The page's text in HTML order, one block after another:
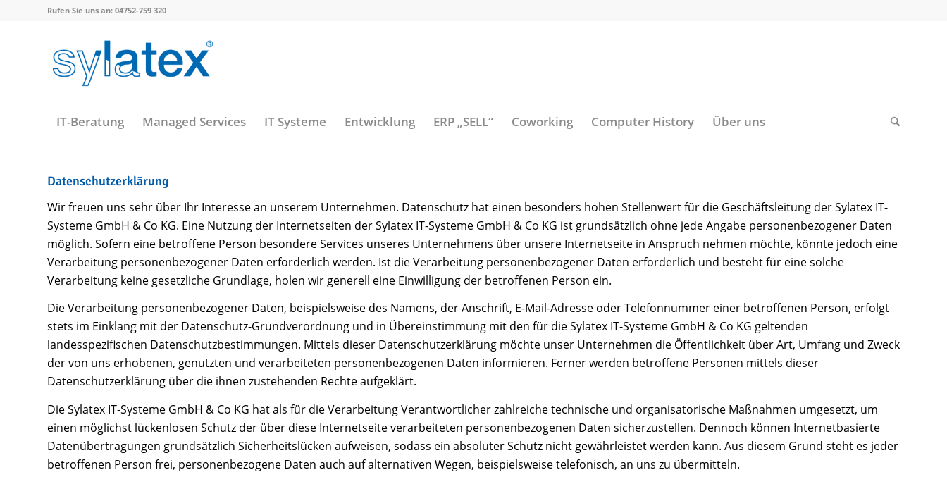
Rufen Sie uns an: 04752-759 320
IT-Beratung Managed Services IT Systeme Entwicklung ERP „SELL“ Coworking Computer History Über uns
Datenschutzerklärung
Wir freuen uns sehr über Ihr Interesse an unserem Unternehmen. Datenschutz hat einen besonders hohen Stellenwert für die Geschäftsleitung der Sylatex IT-
Systeme GmbH & Co KG. Eine Nutzung der Internetseiten der Sylatex IT-Systeme GmbH & Co KG ist grundsätzlich ohne jede Angabe personenbezogener Daten
möglich. Sofern eine betroffene Person besondere Services unseres Unternehmens über unsere Internetseite in Anspruch nehmen möchte, könnte jedoch eine
Verarbeitung personenbezogener Daten erforderlich werden. Ist die Verarbeitung personenbezogener Daten erforderlich und besteht für eine solche
Verarbeitung keine gesetzliche Grundlage, holen wir generell eine Einwilligung der betroffenen Person ein.
Die Verarbeitung personenbezogener Daten, beispielsweise des Namens, der Anschrift, E-Mail-Adresse oder Telefonnummer einer betroffenen Person, erfolgt
stets im Einklang mit der Datenschutz-Grundverordnung und in Übereinstimmung mit den für die Sylatex IT-Systeme GmbH & Co KG geltenden
landesspezifischen Datenschutzbestimmungen. Mittels dieser Datenschutzerklärung möchte unser Unternehmen die Öffentlichkeit über Art, Umfang und Zweck
der von uns erhobenen, genutzten und verarbeiteten personenbezogenen Daten informieren. Ferner werden betroffene Personen mittels dieser
Datenschutzerklärung über die ihnen zustehenden Rechte aufgeklärt.
Die Sylatex IT-Systeme GmbH & Co KG hat als für die Verarbeitung Verantwortlicher zahlreiche technische und organisatorische Maßnahmen umgesetzt, um
einen möglichst lückenlosen Schutz der über diese Internetseite verarbeiteten personenbezogenen Daten sicherzustellen. Dennoch können Internetbasierte
Datenübertragungen grundsätzlich Sicherheitslücken aufweisen, sodass ein absoluter Schutz nicht gewährleistet werden kann. Aus diesem Grund steht es jeder
betroffenen Person frei, personenbezogene Daten auch auf alternativen Wegen, beispielsweise telefonisch, an uns zu übermitteln.